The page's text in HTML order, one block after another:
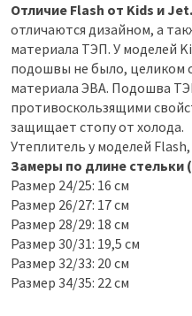
Отличие Flash от Kids и Jet.
отличаются дизайном, а
материала ТЭП. У моделей
подошвы не было, целиком
материала ЭВА. Подошва
противоскользящими
защищает стопу от холода.
Утеплитель у моделей
Замеры по длине стельки
Размер 24/25: 16 см
Размер 26/27: 17 см
Размер 28/29: 18 см
Размер 30/31: 19,5 см
Размер 32/33: 20 см
Размер 34/35: 22 см